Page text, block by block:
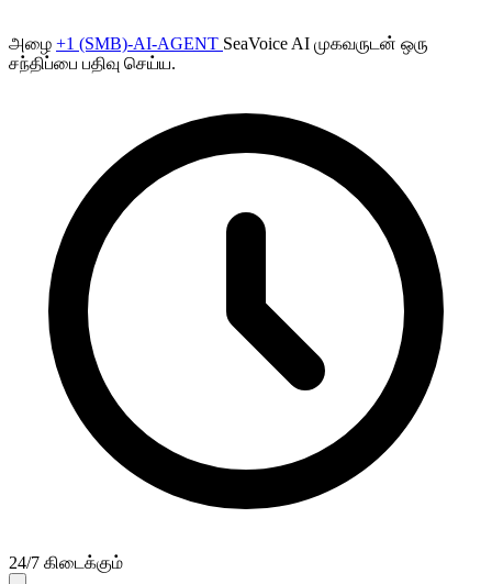
அழை +1 (SMB)-AI-AGENT SeaVoice AI முகவருடன் ஒரு
சந்திப்பை பதிவு செய்ய.
24/7 கிடைக்கும்